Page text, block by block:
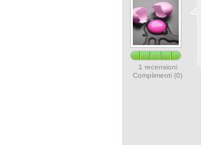
1 recensioni
Complimenti (0)